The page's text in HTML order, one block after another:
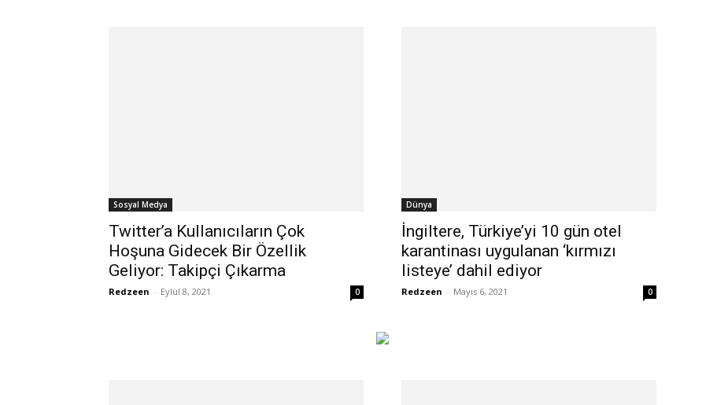
Sosyal Medya
Twitter’a Kullanıcıların Çok
Hoşuna Gidecek Bir Özellik
Geliyor: Takipçi Çıkarma
Redzeen - Eylül 8, 2021 0
Dünya
İngiltere, Türkiye’yi 10 gün otel
karantinası uygulanan ‘kırmızı
listeye’ dahil ediyor
Redzeen - Mayıs 6, 2021 0